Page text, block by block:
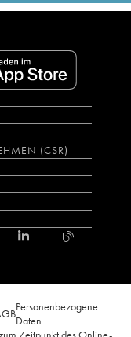
(CSR)
Personenbezogene
Daten